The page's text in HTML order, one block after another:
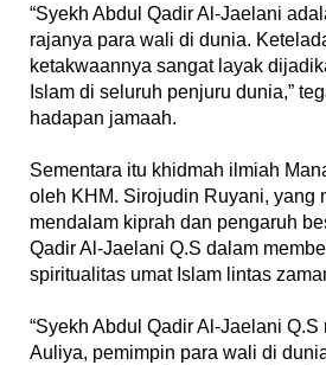
‎“Syekh Abdul Qadir Al-Jaelani
rajanya para wali di dunia.
ketakwaannya sangat layak
Islam di seluruh penjuru dunia,”
hadapan jamaah.
‎Sementara itu khidmah ilmiah
oleh KHM. Sirojudin Ruyani, yang
mendalam kiprah dan pengaruh
Qadir Al-Jaelani Q.S dalam
spiritualitas umat Islam lintas
‎“Syekh Abdul Qadir Al-Jaelani
Auliya, pemimpin para wali di